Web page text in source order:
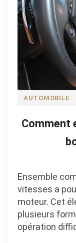
AUTOMOBILE
Comment
Ensemble
vitesses a
moteur. Cet
plusieurs
opération